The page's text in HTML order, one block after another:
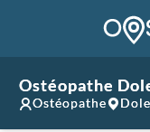
Ostéopathe
Ostéopathe Dole